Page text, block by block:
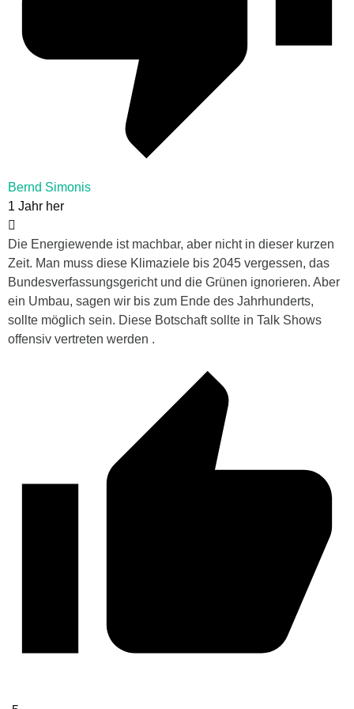
Bernd Simonis
1 Jahr her
Die Energiewende ist machbar, aber nicht in dieser kurzen
Zeit. Man muss diese Klimaziele bis 2045 vergessen, das
Bundesverfassungsgericht und die Grünen ignorieren. Aber
ein Umbau, sagen wir bis zum Ende des Jahrhunderts,
sollte möglich sein. Diese Botschaft sollte in Talk Shows
offensiv vertreten werden .